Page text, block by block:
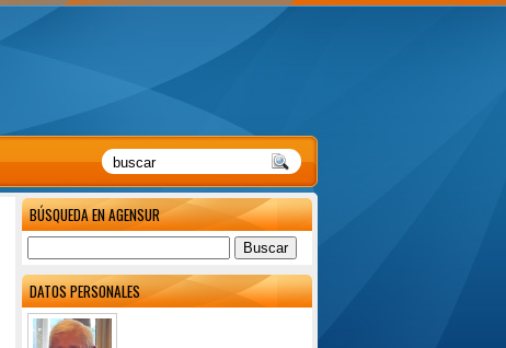
BÚSQUEDA EN AGENSUR
DATOS PERSONALES